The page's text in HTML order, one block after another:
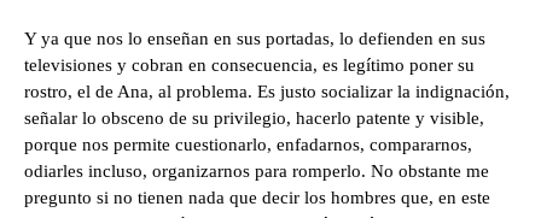
Y ya que nos lo enseñan en sus portadas, lo defienden en sus
televisiones y cobran en consecuencia, es legítimo poner su
rostro, el de Ana, al problema. Es justo socializar la indignación,
señalar lo obsceno de su privilegio, hacerlo patente y visible,
porque nos permite cuestionarlo, enfadarnos, compararnos,
odiarles incluso, organizarnos para romperlo. No obstante me
pregunto si no tienen nada que decir los hombres que, en este